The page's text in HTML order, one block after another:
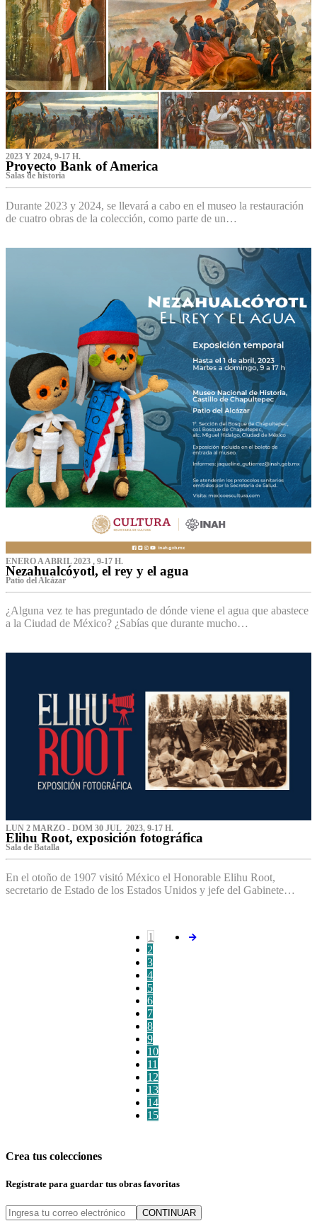
2023 Y 2024, 9-17 H.
Proyecto Bank of America
S‌alas de historia
Durante 2023 y 2024, se llevará a cabo en el museo la restauración
de cuatro obras de la colección, como parte de un…
ENERO A ABRIL 2023 , 9-17 H.
Nezahualcóyotl, el rey y el agua
Patio del Alcázar
¿Alguna vez te has preguntado de dónde viene el agua que abastece
a la Ciudad de México? ¿Sabías que durante mucho…
LUN 2 MARZO - DOM 30 JUL 2023, 9-17 H.
Elihu Root, exposición fotográfica
Sala de Batalla
En el otoño de 1907 visitó México el Honorable Elihu Root,
secretario de Estado de los Estados Unidos y jefe del Gabinete…
1
2
3
4
5
6
7
8
9
10
11
12
13
14
15
Crea tus colecciones
Regístrate para guardar tus obras favoritas
CONTINUAR